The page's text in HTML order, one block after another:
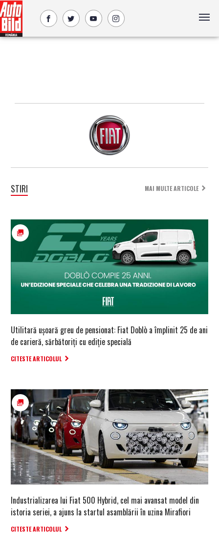
STIRI MAI MULTE ARTICOLE
Utilitară ușoară greu de pensionat: Fiat Doblò a împlinit 25 de ani
de carieră, sărbătoriți cu ediție specială
CITESTE ARTICOLUL
Industrializarea lui Fiat 500 Hybrid, cel mai avansat model din
istoria seriei, a ajuns la startul asamblării în uzina Mirafiori
CITESTE ARTICOLUL